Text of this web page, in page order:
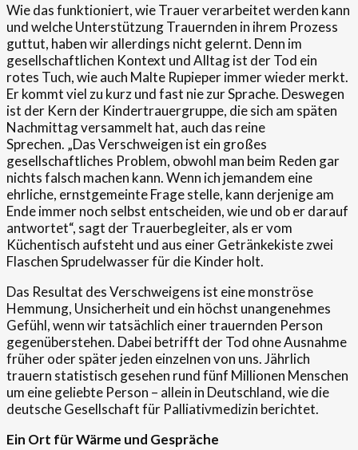
Wie das funktioniert, wie Trauer verarbeitet werden kann
und welche Unterstützung Trauernden in ihrem Prozess
guttut, haben wir allerdings nicht gelernt. Denn im
gesellschaftlichen Kontext und Alltag ist der Tod ein
rotes Tuch, wie auch Malte Rupieper immer wieder merkt.
Er kommt viel zu kurz und fast nie zur Sprache. Deswegen
ist der Kern der Kindertrauergruppe, die sich am späten
Nachmittag versammelt hat, auch das reine
Sprechen. „Das Verschweigen ist ein großes
gesellschaftliches Problem, obwohl man beim Reden gar
nichts falsch machen kann. Wenn ich jemandem eine
ehrliche, ernstgemeinte Frage stelle, kann derjenige am
Ende immer noch selbst entscheiden, wie und ob er darauf
antwortet“, sagt der Trauerbegleiter, als er vom
Küchentisch aufsteht und aus einer Getränkekiste zwei
Flaschen Sprudelwasser für die Kinder holt.
Das Resultat des Verschweigens ist eine monströse
Hemmung, Unsicherheit und ein höchst unangenehmes
Gefühl, wenn wir tatsächlich einer trauernden Person
gegenüberstehen. Dabei betrifft der Tod ohne Ausnahme
früher oder später jeden einzelnen von uns. Jährlich
trauern statistisch gesehen rund fünf Millionen Menschen
um eine geliebte Person – allein in Deutschland, wie die
deutsche Gesellschaft für Palliativmedizin berichtet.
Ein Ort für Wärme und Gespräche